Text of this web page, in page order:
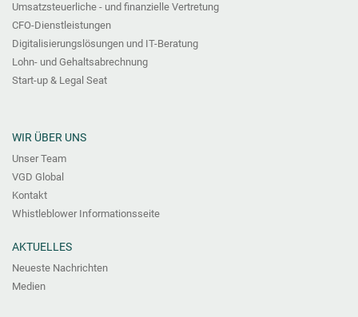
Umsatzsteuerliche - und finanzielle Vertretung
CFO-Dienstleistungen
Digitalisierungslösungen und IT-Beratung
Lohn- und Gehaltsabrechnung
Start-up & Legal Seat
WIR ÜBER UNS
Unser Team
VGD Global
Kontakt
Whistleblower Informationsseite
AKTUELLES
Neueste Nachrichten
Medien